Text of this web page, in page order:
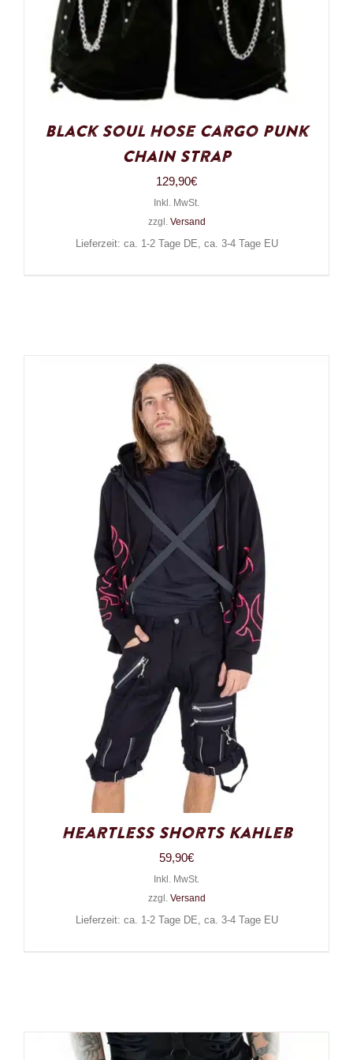
Black Soul Hose Cargo Punk
Chain Strap
129,90€
Inkl. MwSt.
zzgl. Versand
Lieferzeit: ca. 1-2 Tage DE, ca. 3-4 Tage EU
Heartless Shorts Kahleb
59,90€
Inkl. MwSt.
zzgl. Versand
Lieferzeit: ca. 1-2 Tage DE, ca. 3-4 Tage EU